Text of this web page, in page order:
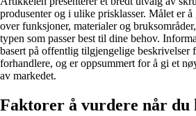
produsenter og i ulike prisklasser. Målet er
over funksjoner, materialer og
typen som passer best til dine behov.
basert på offentlig tilgjengelige beskrivelser
forhandlere, og er oppsummert for å gi et
av markedet.
Faktorer å vurdere når du